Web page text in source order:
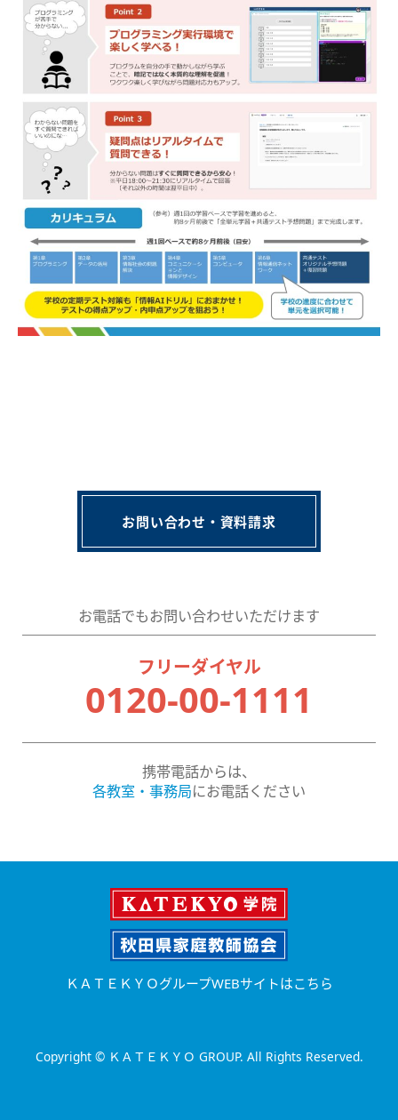
お問い合わせ・資料請求
お電話でもお問い合わせいただけます
フリーダイヤル
0120-00-1111
携帯電話からは、
各教室・事務局にお電話ください
ＫＡＴＥＫＹＯグループWEBサイトはこちら
Copyright © ＫＡＴＥＫＹＯ GROUP. All Rights Reserved.